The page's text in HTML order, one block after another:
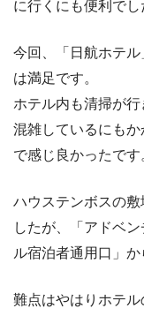
に行くにも便利でし
今回、「日航ホテ
は満足です。
ホテル内も清掃が行
混雑しているにも
で感じ良かったです
ハウステンボスの
したが、「アドベ
ル宿泊者通用口」か
難点はやはりホテ